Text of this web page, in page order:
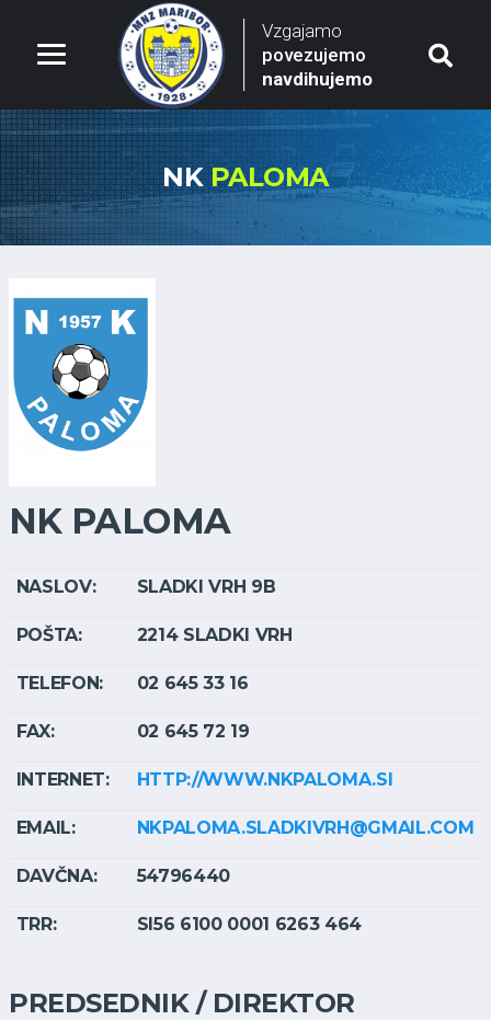
Vzgajamo
povezujemo
navdihujemo
NKPALOMA
NK PALOMA
NASLOV: SLADKI VRH 9B
POŠTA: 2214 SLADKI VRH
TELEFON: 02 645 33 16
FAX: 02 645 72 19
INTERNET: HTTP://WWW.NKPALOMA.SI
EMAIL: NKPALOMA.SLADKIVRH@GMAIL.COM
DAVČNA: 54796440
TRR: SI56 6100 0001 6263 464
PREDSEDNIK / DIREKTOR